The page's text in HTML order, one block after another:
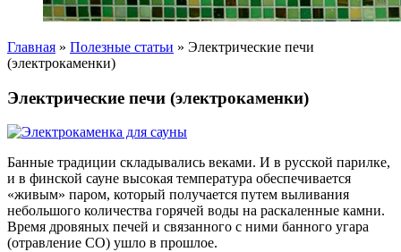
Главная » Полезные статьи » Электрические печи
(электрокаменки)
Электрические печи (электрокаменки)
Банные традиции складывались веками. И в русской парилке,
и в финской сауне высокая температура обеспечивается
«живым» паром, который получается путем выливания
небольшого количества горячей воды на раскаленные камни.
Время дровяных печей и связанного с ними банного угара
(отравление CO) ушло в прошлое.